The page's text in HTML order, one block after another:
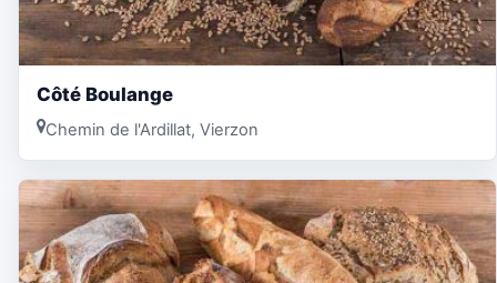
Côté Boulange
Chemin de l'Ardillat, Vierzon